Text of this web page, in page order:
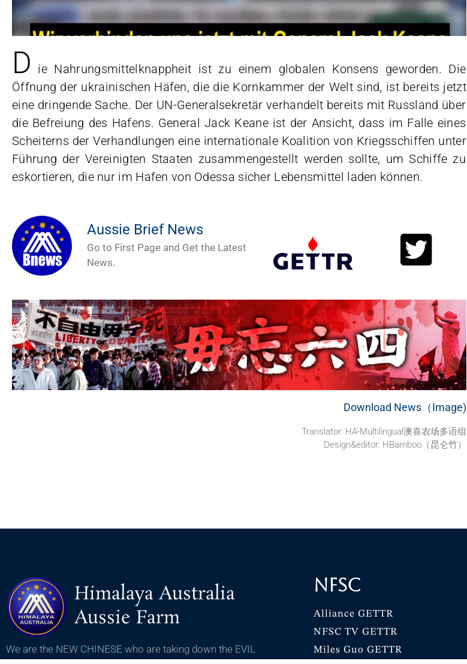
D ie Nahrungsmittelknappheit ist zu einem globalen Konsens geworden. Die
Öffnung der ukrainischen Häfen, die die Kornkammer der Welt sind, ist bereits jetzt
eine dringende Sache. Der UN-Generalsekretär verhandelt bereits mit Russland über
die Befreiung des Hafens. General Jack Keane ist der Ansicht, dass im Falle eines
Scheiterns der Verhandlungen eine internationale Koalition von Kriegsschiffen unter
Führung der Vereinigten Staaten zusammengestellt werden sollte, um Schiffe zu
eskortieren, die nur im Hafen von Odessa sicher Lebensmittel laden können.
Aussie Brief News
Go to First Page and Get the Latest
News.
Download News（Image)
Translator: HA-Multilingual澳喜农场多语组
Design&editor: HBamboo（昆仑竹）
Himalaya Australia
Aussie Farm
We are the NEW CHINESE who are taking down the EVIL
NFSC
Alliance GETTR
NFSC TV GETTR
Miles Guo GETTR